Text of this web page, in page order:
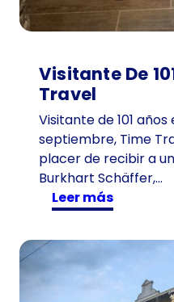
Visitante De
Travel
Visitante de 101 años
septiembre, Time
placer de recibir a
Burkhart Schäffer,…
Leer más:
V
i
s